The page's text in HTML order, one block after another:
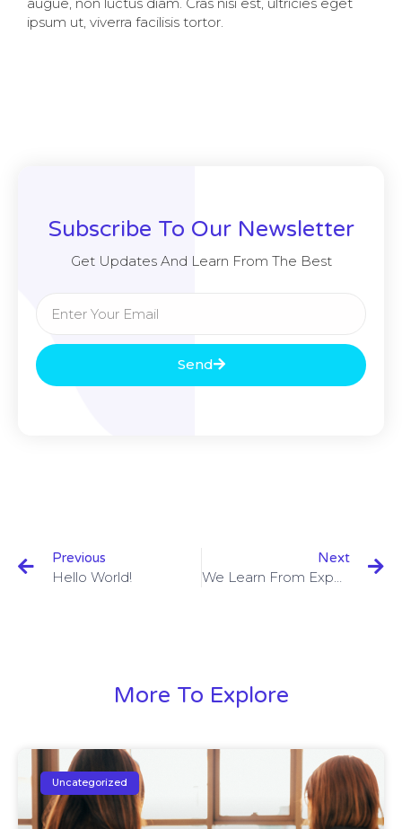
ipsum ut, viverra facilisis tortor.
Subscribe To Our Newsletter
Get Updates And Learn From The Best
Send
Previous
Hello World!
Next
More To Explore
Uncategorized